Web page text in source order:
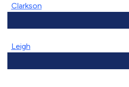
Clarkson
Leigh